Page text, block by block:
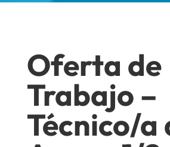
Oferta de
Trabajo –
Técnico/a